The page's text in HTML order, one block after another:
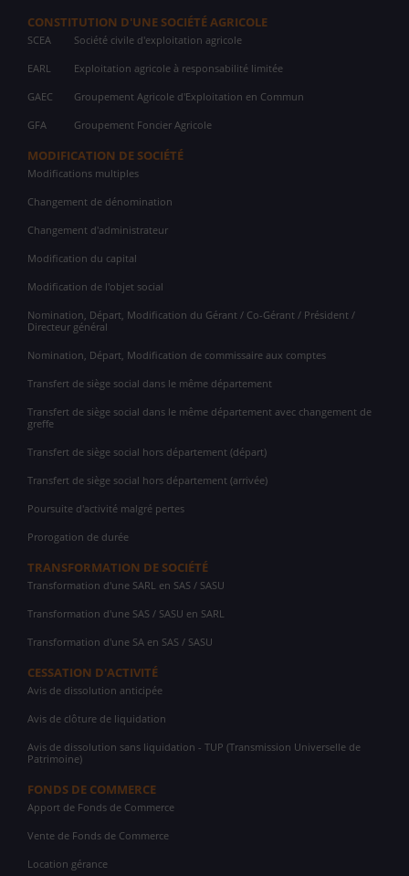
CONSTITUTION D'UNE SOCIÉTÉ AGRICOLE
SCEA Société civile d'exploitation agricole
EARL Exploitation agricole à responsabilité limitée
GAEC Groupement Agricole d'Exploitation en Commun
GFA Groupement Foncier Agricole
MODIFICATION DE SOCIÉTÉ
Modifications multiples
Changement de dénomination
Changement d'administrateur
Modification du capital
Modification de l'objet social
Nomination, Départ, Modification du Gérant / Co-Gérant / Président /
Directeur général
Nomination, Départ, Modification de commissaire aux comptes
Transfert de siège social dans le même département
Transfert de siège social dans le même département avec changement de
greffe
Transfert de siège social hors département (départ)
Transfert de siège social hors département (arrivée)
Poursuite d'activité malgré pertes
Prorogation de durée
TRANSFORMATION DE SOCIÉTÉ
Transformation d'une SARL en SAS / SASU
Transformation d'une SAS / SASU en SARL
Transformation d'une SA en SAS / SASU
CESSATION D'ACTIVITÉ
Avis de dissolution anticipée
Avis de clôture de liquidation
Avis de dissolution sans liquidation - TUP (Transmission Universelle de
Patrimoine)
FONDS DE COMMERCE
Apport de Fonds de Commerce
Vente de Fonds de Commerce
Location gérance